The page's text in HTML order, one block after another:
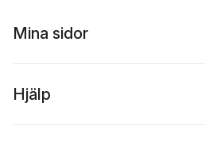
Mina sidor
Hjälp